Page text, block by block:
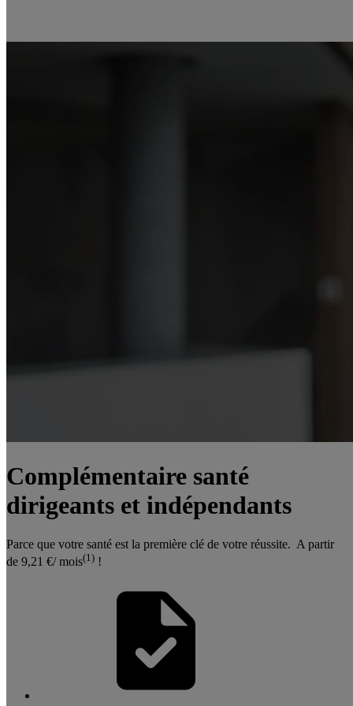
Complémentaire santé
dirigeants et indépendants
Parce que votre santé est la première clé de votre réussite. A partir
de 9,21 €/ mois(1) !